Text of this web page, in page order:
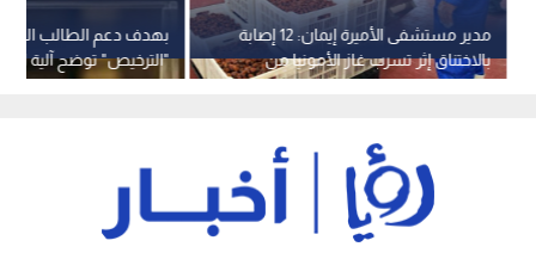
بهدف دعم الطالب
"الترخيص" توضح آلية
الإلكتروني للمشاركة
مدير مستشفى الأميرة إيمان: 12 إصابة
بالاختناق إثر تسرب غاز الأمونيا من
مشغل للتمور في الأغوار الجنوبية